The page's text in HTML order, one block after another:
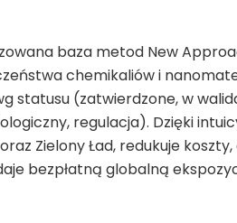
baza metod New
chemikaliów i
statusu (zatwierdzone, w
regulacja). Dzięki
Zielony Ład, redukuje
bezpłatną globalną